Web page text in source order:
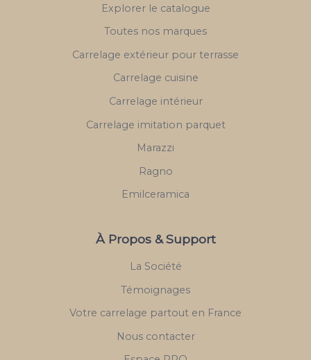
Explorer le catalogue
Toutes nos marques
Carrelage extérieur pour terrasse
Carrelage cuisine
Carrelage intérieur
Carrelage imitation parquet
Marazzi
Ragno
Emilceramica
À Propos & Support
La Société
Témoignages
Votre carrelage partout en France
Nous contacter